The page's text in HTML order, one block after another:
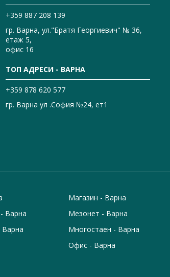
+359 887 208 139
гр. Варна, ул."Братя Георгиевич" № 36,
етаж 5,
офис 16
ТОП АДРЕСИ - ВАРНА
+359 878 620 577
гр. Варна ул .София №24, ет1
Варна
Варна
Магазин - Варна
Мезонет - Варна
Многостаен - Варна
Офис - Варна